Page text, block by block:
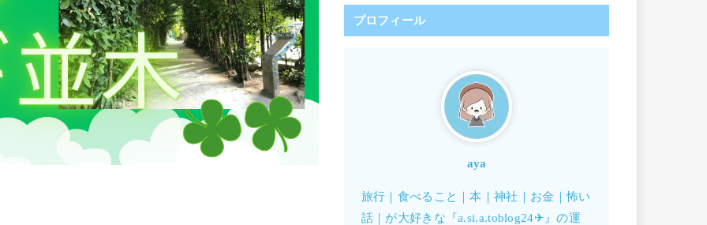
プロフィール
aya
旅行｜食べること｜本｜神社｜お金｜怖い
話｜が大好きな『a.si.a.toblog24✈︎』の運